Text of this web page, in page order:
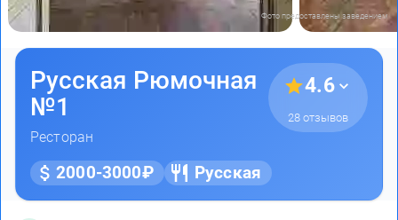
Фото предоставлены заведением
Русская Рюмочная
№1
Ресторан
4.6
28 отзывов
2000-3000₽ Русская